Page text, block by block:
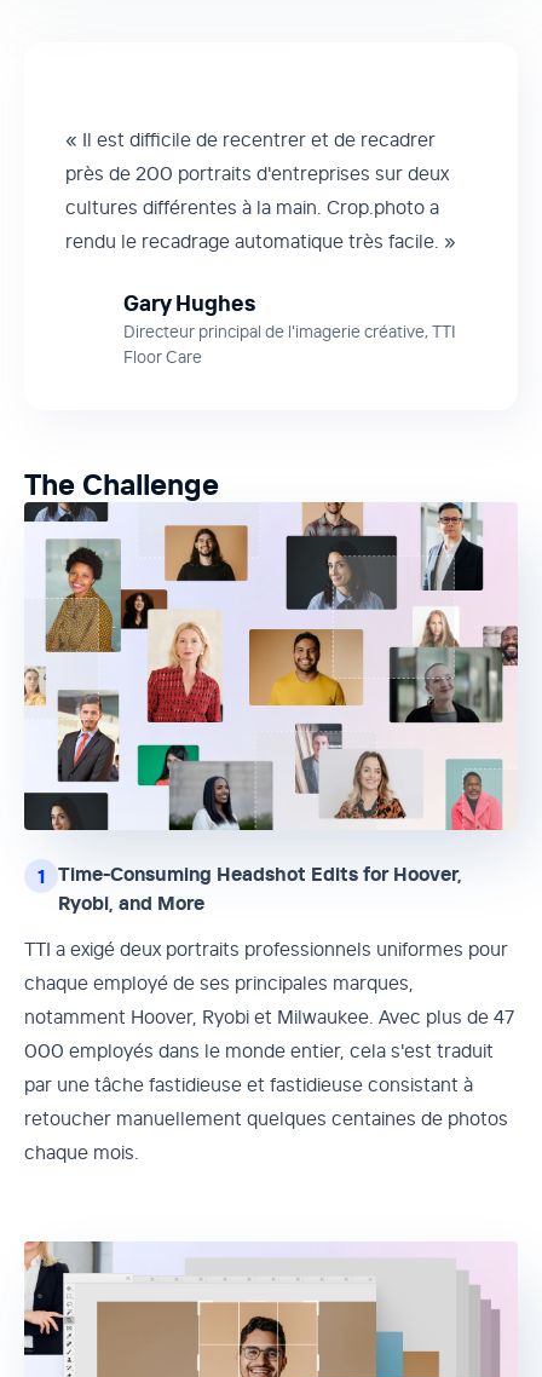
« Il est difficile de recentrer et de recadrer
près de 200 portraits d'entreprises sur deux
cultures différentes à la main. Crop.photo a
rendu le recadrage automatique très facile. »
Gary Hughes
Directeur principal de l'imagerie créative, TTI
Floor Care
The Challenge
1 Time-Consuming Headshot Edits for Hoover,
Ryobi, and More
TTI a exigé deux portraits professionnels uniformes pour
chaque employé de ses principales marques,
notamment Hoover, Ryobi et Milwaukee. Avec plus de 47
000 employés dans le monde entier, cela s'est traduit
par une tâche fastidieuse et fastidieuse consistant à
retoucher manuellement quelques centaines de photos
chaque mois.